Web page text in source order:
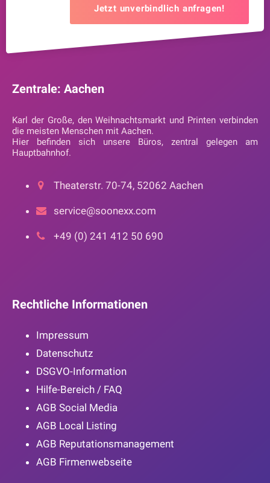
Jetzt unverbindlich anfragen!
Zentrale: Aachen
Karl der Große, den Weihnachtsmarkt und Printen verbinden
die meisten Menschen mit Aachen.
Hier befinden sich unsere Büros, zentral gelegen am
Hauptbahnhof.
Theaterstr. 70-74, 52062 Aachen
service@soonexx.com
+49 (0) 241 412 50 690
Rechtliche Informationen
Impressum
Datenschutz
DSGVO-Information
Hilfe-Bereich / FAQ
AGB Social Media
AGB Local Listing
AGB Reputationsmanagement
AGB Firmenwebseite